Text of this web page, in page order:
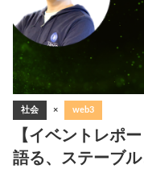
社会 × web3
【イベントレポ
語る、ステーブ